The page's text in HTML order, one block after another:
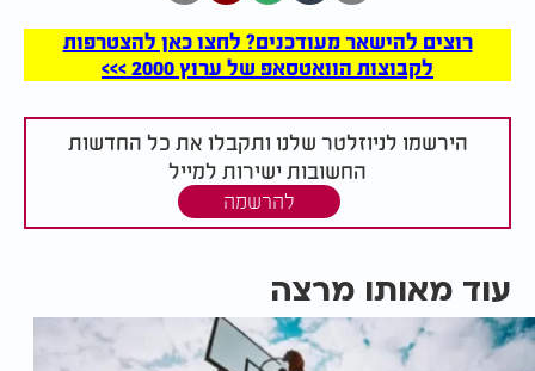
רוצים להישאר מעודכנים? לחצו כאן להצטרפות
לקבוצות הוואטסאפ של ערוץ 2000 >>>
הירשמו לניוזלטר שלנו ותקבלו את כל החדשות
החשובות ישירות למייל
להרשמה
עוד מאותו מרצה